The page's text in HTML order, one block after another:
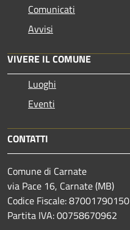
Comunicati
Avvisi
VIVERE IL COMUNE
Luoghi
Eventi
CONTATTI
Comune di Carnate
via Pace 16, Carnate (MB)
Codice Fiscale: 87001790150
Partita IVA: 00758670962